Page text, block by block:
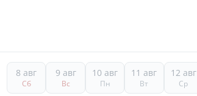
8 авг
Сб
9 авг
Вс
10 авг
Пн
11 авг
Вт
12 авг
Ср